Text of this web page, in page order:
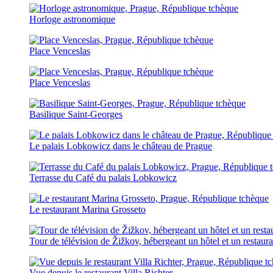
Horloge astronomique
Place Venceslas
Place Venceslas
Basilique Saint-Georges
Le palais Lobkowicz dans le château de Prague
Terrasse du Café du palais Lobkowicz
Le restaurant Marina Grosseto
Tour de télévision de Žižkov, hébergeant un hôtel et un